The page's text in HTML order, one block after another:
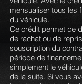
mensualiser tous les
du véhicule.
Ce crédit permet de
de rachat ou de
souscription du
période de
simplement le
de la suite. Si vous